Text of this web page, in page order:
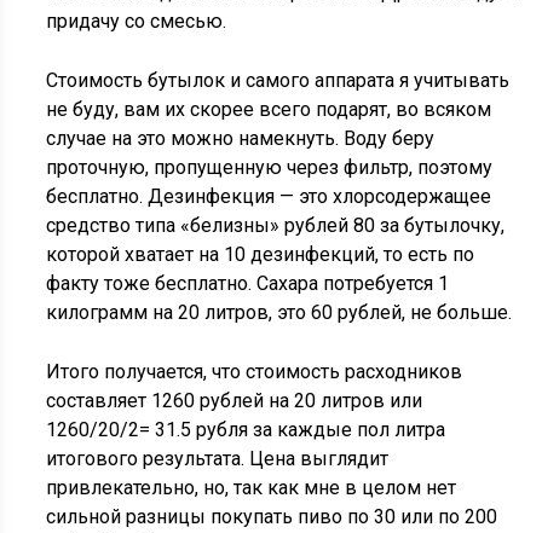
придачу со смесью.
Стоимость бутылок и самого аппарата я учитывать
не буду, вам их скорее всего подарят, во всяком
случае на это можно намекнуть. Воду беру
проточную, пропущенную через фильтр, поэтому
бесплатно. Дезинфекция — это хлорсодержащее
средство типа «белизны» рублей 80 за бутылочку,
которой хватает на 10 дезинфекций, то есть по
факту тоже бесплатно. Сахара потребуется 1
килограмм на 20 литров, это 60 рублей, не больше.
Итого получается, что стоимость расходников
составляет 1260 рублей на 20 литров или
1260/20/2= 31.5 рубля за каждые пол литра
итогового результата. Цена выглядит
привлекательно, но, так как мне в целом нет
сильной разницы покупать пиво по 30 или по 200